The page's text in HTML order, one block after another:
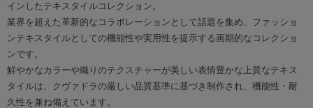
インしたテキスタイルコレクション。
業界を超えた革新的なコラボレーションとして話題を集め、ファッショ
ンテキスタイルとしての機能性や実用性を提示する画期的なコレクショ
ンです。
鮮やかなカラーや織りのテクスチャーが美しい表情豊かな上質なテキス
タイルは、クヴァドラの厳しい品質基準に基づき制作され、機能性・耐
久性を兼ね備えています。